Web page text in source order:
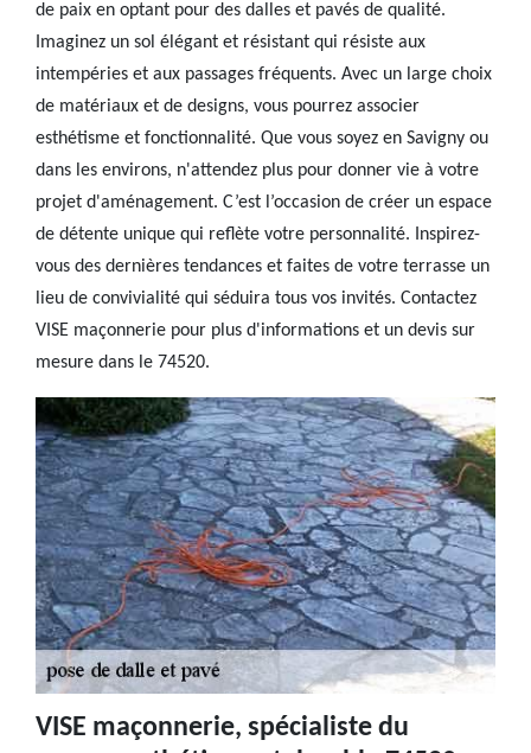
de paix en optant pour des dalles et pavés de qualité.
Imaginez un sol élégant et résistant qui résiste aux
intempéries et aux passages fréquents. Avec un large choix
de matériaux et de designs, vous pourrez associer
esthétisme et fonctionnalité. Que vous soyez en Savigny ou
dans les environs, n'attendez plus pour donner vie à votre
projet d'aménagement. C’est l’occasion de créer un espace
de détente unique qui reflète votre personnalité. Inspirez-
vous des dernières tendances et faites de votre terrasse un
lieu de convivialité qui séduira tous vos invités. Contactez
VISE maçonnerie pour plus d'informations et un devis sur
mesure dans le 74520.
VISE maçonnerie, spécialiste du